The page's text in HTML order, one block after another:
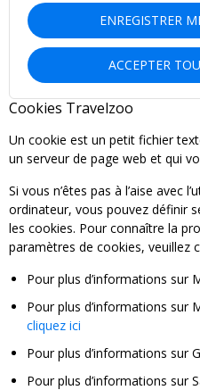
ENREGISTRER
ACCEPTER
Cookies Travelzoo
Un cookie est un petit fichier
un serveur de page web et qui
Si vous n’êtes pas à l’aise avec
ordinateur, vous pouvez définir
les cookies. Pour connaître la
paramètres de cookies, veuillez
Pour plus d’informations sur
Pour plus d’informations sur
cliquez ici
Pour plus d’informations sur
Pour plus d’informations sur